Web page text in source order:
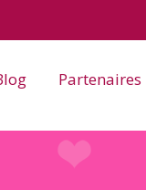
Partenaires